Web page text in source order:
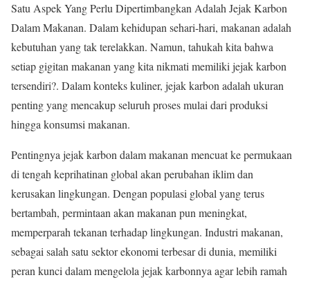
Satu Aspek Yang Perlu Dipertimbangkan Adalah Jejak Karbon
Dalam Makanan. Dalam kehidupan sehari-hari, makanan adalah
kebutuhan yang tak terelakkan. Namun, tahukah kita bahwa
setiap gigitan makanan yang kita nikmati memiliki jejak karbon
tersendiri?. Dalam konteks kuliner, jejak karbon adalah ukuran
penting yang mencakup seluruh proses mulai dari produksi
hingga konsumsi makanan.
Pentingnya jejak karbon dalam makanan mencuat ke permukaan
di tengah keprihatinan global akan perubahan iklim dan
kerusakan lingkungan. Dengan populasi global yang terus
bertambah, permintaan akan makanan pun meningkat,
memperparah tekanan terhadap lingkungan. Industri makanan,
sebagai salah satu sektor ekonomi terbesar di dunia, memiliki
peran kunci dalam mengelola jejak karbonnya agar lebih ramah